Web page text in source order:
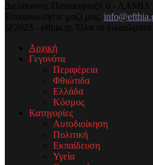
Διεύθυνση: Παπακυριαζή 6 - ΛΑΜΙΑ
Επικοινωνήστε μαζί μας:
@2023 - efthia.gr. Όλα τα δικαιώματα
Αρχική
Γεγονότα
Περιφέρεια
Φθιώτιδα
Ελλάδα
Κόσμος
Κατηγορίες
Αυτοδιοίκηση
Πολιτική
Εκπαίδευση
Υγεία